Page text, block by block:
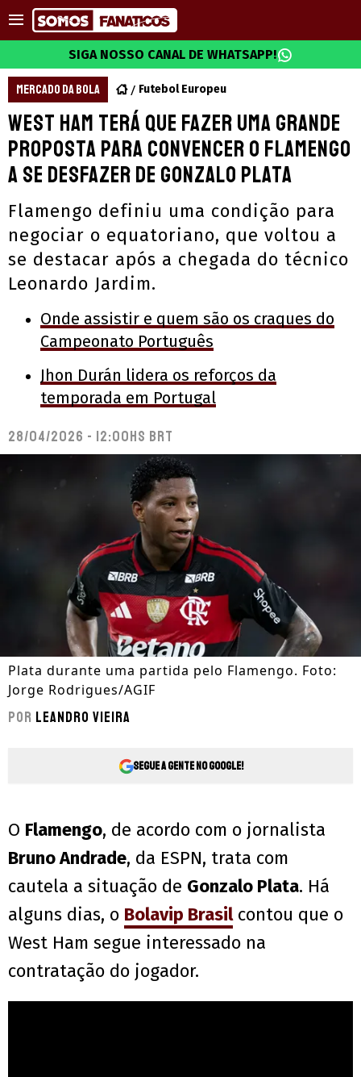
SIGA NOSSO CANAL DE WHATSAPP!
MERCADO DA BOLA Futebol Europeu
West Ham terá que fazer uma grande
proposta para convencer o Flamengo
a se desfazer de Gonzalo Plata
Flamengo definiu uma condição para
negociar o equatoriano, que voltou a
se destacar após a chegada do técnico
Leonardo Jardim.
Onde assistir e quem são os craques do
Campeonato Português
Jhon Durán lidera os reforços da
temporada em Portugal
28/04/2026 - 12:00hs BRT
Plata durante uma partida pelo Flamengo. Foto:
Jorge Rodrigues/AGIF
Por Leandro Vieira
Segue a gente no Google!
O Flamengo, de acordo com o jornalista
Bruno Andrade, da ESPN, trata com
cautela a situação de Gonzalo Plata. Há
alguns dias, o Bolavip Brasilcontou que o
West Ham segue interessado na
contratação do jogador.